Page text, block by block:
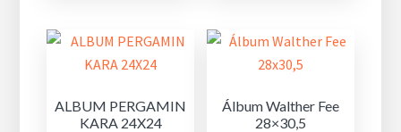
ALBUM PERGAMIN
KARA 24X24
Álbum Walther Fee
28×30,5